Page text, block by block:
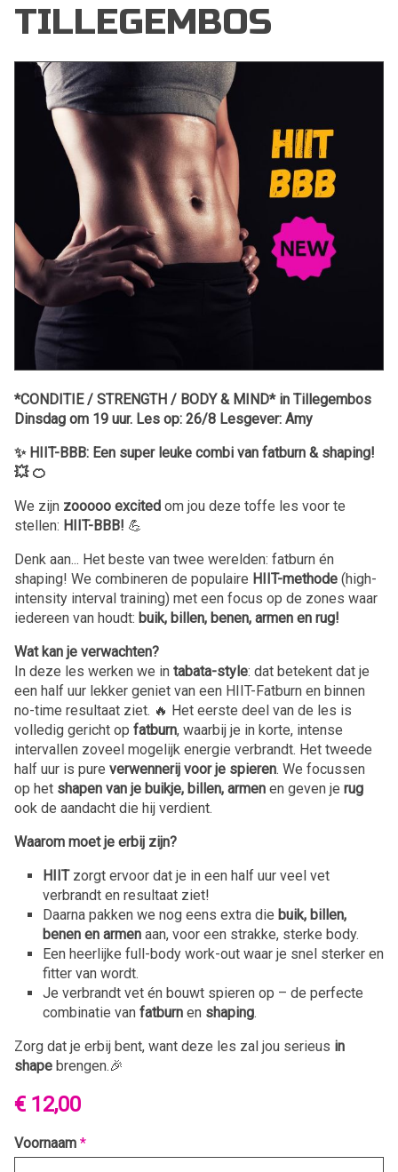
TILLEGEMBOS
*CONDITIE / STRENGTH / BODY & MIND* in Tillegembos
Dinsdag om 19 uur. Les op: 26/8 Lesgever: Amy
✨ HIIT-BBB: Een super leuke combi van fatburn & shaping!
💥 🍊
We zijn zooooo excited om jou deze toffe les voor te
stellen: HIIT-BBB! 💪
Denk aan... Het beste van twee werelden: fatburn én
shaping! We combineren de populaire HIIT-methode (high-
intensity interval training) met een focus op de zones waar
iedereen van houdt: buik, billen, benen, armen en rug!
Wat kan je verwachten?
In deze les werken we in tabata-style: dat betekent dat je
een half uur lekker geniet van een HIIT-Fatburn en binnen
no-time resultaat ziet. 🔥 Het eerste deel van de les is
volledig gericht op fatburn, waarbij je in korte, intense
intervallen zoveel mogelijk energie verbrandt. Het tweede
half uur is pure verwennerij voor je spieren. We focussen
op het shapen van je buikje, billen, armen en geven je rug
ook de aandacht die hij verdient.
Waarom moet je erbij zijn?
HIITzorgt ervoor dat je in een half uur veel vet
verbrandt en resultaat ziet!
Daarna pakken we nog eens extra die buik, billen,
benen en armen aan, voor een strakke, sterke body.
Een heerlijke full-body work-out waar je snel sterker en
fitter van wordt.
Je verbrandt vet én bouwt spieren op – de perfecte
combinatie van fatburn en shaping.
Zorg dat je erbij bent, want deze les zal jou serieus in
shape brengen.🎉
€ 12,00
Voornaam *